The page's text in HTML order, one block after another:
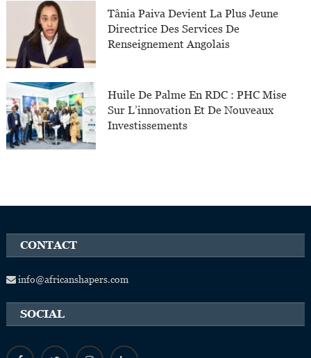
Tânia Paiva Devient La Plus Jeune
Directrice Des Services De
Renseignement Angolais
Huile De Palme En RDC : PHC Mise
Sur L’innovation Et De Nouveaux
Investissements
CONTACT
info@africanshapers.com
SOCIAL